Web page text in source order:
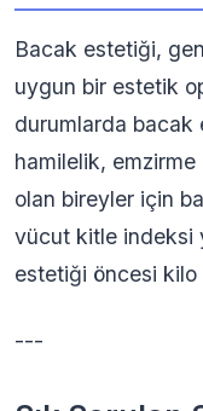
Bacak estetiği,
uygun bir estetik
durumlarda bacak
hamilelik, emzirme
olan bireyler için
vücut kitle indeksi
estetiği öncesi kilo
---